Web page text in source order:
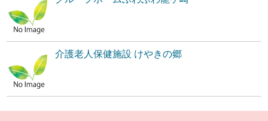
介護老人保健施設 けやきの郷